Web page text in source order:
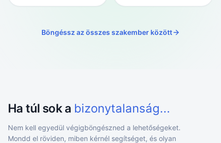
Böngéssz az összes szakember között
Ha túl sok a bizonytalanság...
Nem kell egyedül végigböngészned a lehetőségeket.
Mondd el röviden, miben kérnél segítséget, és olyan